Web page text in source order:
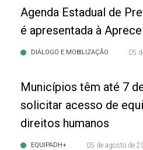
Agenda Estadual de
é apresentada à Aprece
DIÁLOGO E MOBILIZAÇÃO 05
Municípios têm até 7
solicitar acesso de
direitos humanos
EQUIPADH+ 05 de agosto de